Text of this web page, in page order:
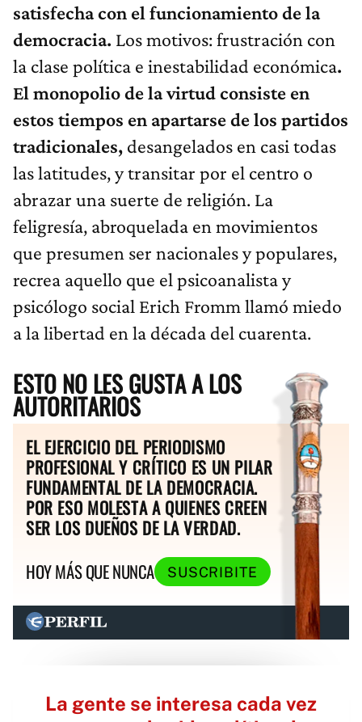
satisfecha con el funcionamiento de la
democracia. Los motivos: frustración con
la clase política e inestabilidad económica.
El monopolio de la virtud consiste en
estos tiempos en apartarse de los partidos
tradicionales, desangelados en casi todas
las latitudes, y transitar por el centro o
abrazar una suerte de religión. La
feligresía, abroquelada en movimientos
que presumen ser nacionales y populares,
recrea aquello que el psicoanalista y
psicólogo social Erich Fromm llamó miedo
a la libertad en la década del cuarenta.
ESTO NO LES GUSTA A LOS
AUTORITARIOS
EL EJERCICIO DEL PERIODISMO
PROFESIONAL Y CRÍTICO ES UN PILAR
FUNDAMENTAL DE LA DEMOCRACIA.
POR ESO MOLESTA A QUIENES CREEN
SER LOS DUEÑOS DE LA VERDAD.
HOY MÁS QUE NUNCA
SUSCRIBITE
La gente se interesa cada vez